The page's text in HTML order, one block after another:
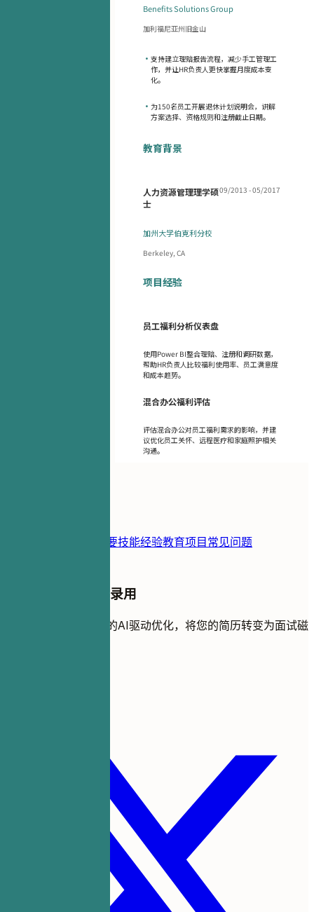
Benefits Solutions Group
加利福尼亚州旧金山
• 支持建立理赔报告流程，减少手工管理工
作，并让HR负责人更快掌握月度成本变
化。
• 为150名员工开展退休计划说明会，讲解
方案选择、资格规则和注册截止日期。
教育背景
人力资源管理理学硕
士
09/2013 - 05/2017
加州大学伯克利分校
Berkeley, CA
项目经验
员工福利分析仪表盘
使用Power BI整合理赔、注册和调研数据，
帮助HR负责人比较福利使用率、员工满意度
和成本趋势。
混合办公福利评估
评估混合办公对员工福利需求的影响，并建
议优化员工关怀、远程医疗和家庭照护相关
沟通。
摘要技能经验教育项目常见问题
停止申请，开始被录用
使用全球求职者信赖的AI驱动优化，将您的简历转变为面试磁